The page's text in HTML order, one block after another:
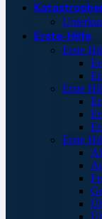
Erste-Hilfe
Erste
Erste
Erste